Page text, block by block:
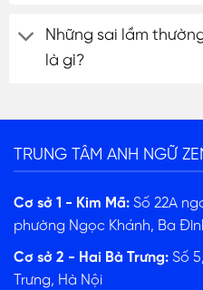
Những sai lầm
là gì?
TRUNG TÂM ANH NGỮ
Cơ sở 1 - Kim Mã: Số 22A
phường Ngọc Khánh, Ba
Cơ sở 2 - Hai Bà Trưng: Số
Trưng, Hà Nội